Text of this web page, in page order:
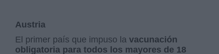
Austria
El primer país que impuso lavacunación
obligatoria para todos los mayores de 18